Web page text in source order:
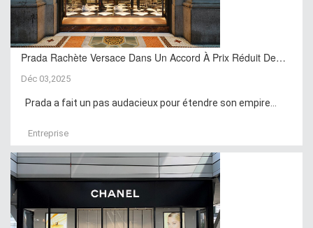
Prada Rachète Versace Dans Un Accord À Prix Réduit De…
Déc 03,2025
Prada a fait un pas audacieux pour étendre son empire...
Entreprise